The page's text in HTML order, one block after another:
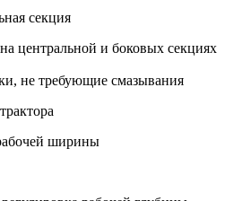
секция
центральной и боковых секциях
не требующие смазывания
ширины